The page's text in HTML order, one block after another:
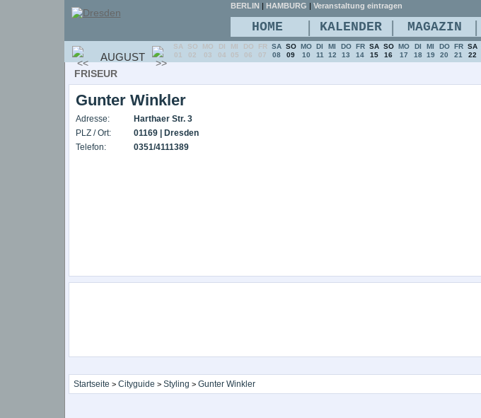
FRISEUR
Gunter Winkler
Adresse:
Harthaer Str. 3
PLZ / Ort:
01169 | Dresden
Telefon:
0351/4111389
Startseite > Cityguide > Styling > Gunter Winkler
BERLIN | HAMBURG | Veranstaltung eintragen
HOME | KALENDER | MAGAZIN |
AUGUST
SA
01
SO
02
MO
03
DI
04
MI
05
DO
06
FR
07
SA
08
SO
09
MO
10
DI
11
MI
12
DO
13
FR
14
SA
15
SO
16
MO
17
DI
18
MI
19
DO
20
FR
21
SA
22